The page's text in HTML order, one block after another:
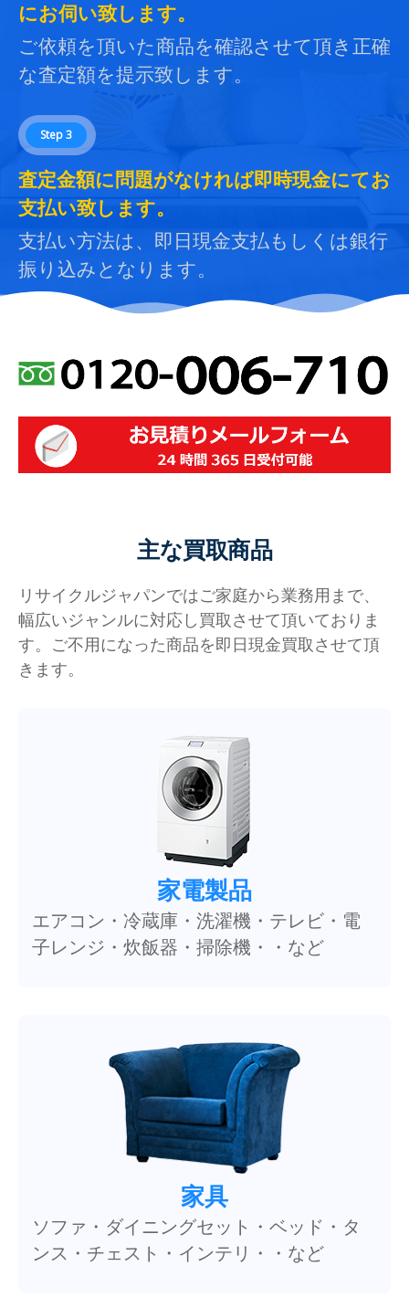
にお伺い致します。
ご依頼を頂いた商品を確認させて頂き正確
な査定額を提示致します。
Step 3
査定金額に問題がなければ即時現金にてお
支払い致します。
支払い方法は、即日現金支払もしくは銀行
振り込みとなります。
主な買取商品
リサイクルジャパンではご家庭から業務用まで、
幅広いジャンルに対応し買取させて頂いておりま
す。ご不用になった商品を即日現金買取させて頂
きます。
家電製品
エアコン・冷蔵庫・洗濯機・テレビ・電
子レンジ・炊飯器・掃除機・・など
家具
ソファ・ダイニングセット・ベッド・タ
ンス・チェスト・インテリ・・など